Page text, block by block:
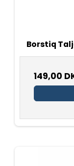
Borstiq
149,00